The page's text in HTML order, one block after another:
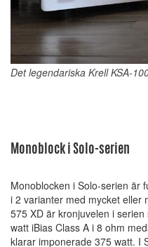
Det legendariska Krell KSA-
Monoblock i Solo-serien
Monoblocken i Solo-serien är
i 2 varianter med mycket eller
575 XD är kronjuvelen i
watt iBias Class A i 8 ohm
klarar imponerade 375 watt. I